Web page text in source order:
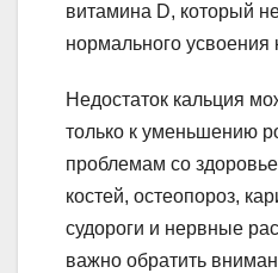
витамина D, который
нормального усвоения
Недостаток кальция
только к уменьшению
проблемам со
костей, остеопороз,
судороги и нервные
важно обратить